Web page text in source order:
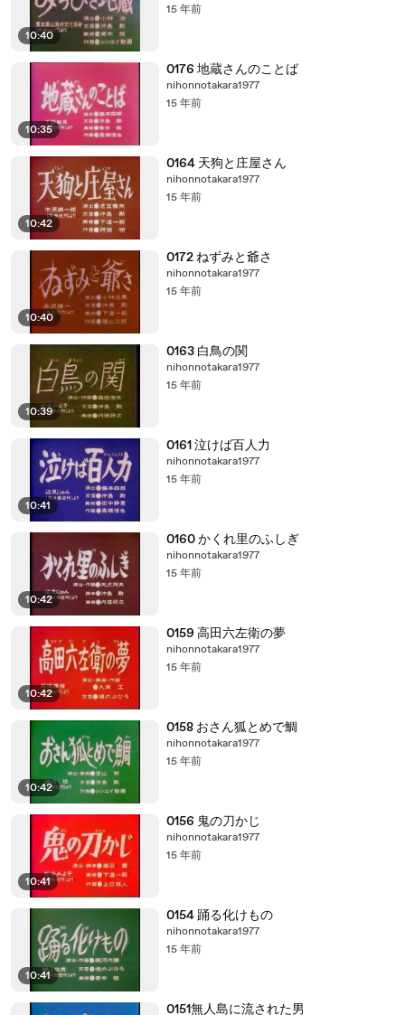
10:40
15 年前
10:35
0176 地蔵さんのことば
nihonnotakara1977
15 年前
10:42
0164 天狗と庄屋さん
nihonnotakara1977
15 年前
10:40
0172 ねずみと爺さ
nihonnotakara1977
15 年前
10:39
0163 白鳥の関
nihonnotakara1977
15 年前
10:41
0161 泣けば百人力
nihonnotakara1977
15 年前
10:42
0160 かくれ里のふしぎ
nihonnotakara1977
15 年前
10:42
0159 高田六左衛の夢
nihonnotakara1977
15 年前
10:42
0158 おさん狐とめで鯛
nihonnotakara1977
15 年前
10:41
0156 鬼の刀かじ
nihonnotakara1977
15 年前
10:41
0154 踊る化けもの
nihonnotakara1977
15 年前
0151無人島に流された男